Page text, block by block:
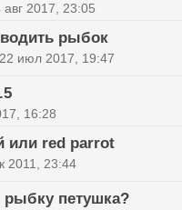
авг 2017, 23:05
рыбок
22 июл 2017, 19:47
16:28
или red parrot
2011, 23:44
рыбку петушка?